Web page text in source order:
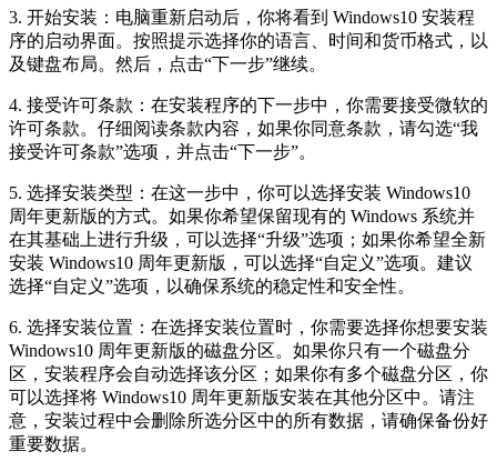
3. 开始安装：电脑重新启动后，你将看到 Windows10 安装程
序的启动界面。按照提示选择你的语言、时间和货币格式，以
及键盘布局。然后，点击“下一步”继续。
4. 接受许可条款：在安装程序的下一步中，你需要接受微软的
许可条款。仔细阅读条款内容，如果你同意条款，请勾选“我
接受许可条款”选项，并点击“下一步”。
5. 选择安装类型：在这一步中，你可以选择安装 Windows10
周年更新版的方式。如果你希望保留现有的 Windows 系统并
在其基础上进行升级，可以选择“升级”选项；如果你希望全新
安装 Windows10 周年更新版，可以选择“自定义”选项。建议
选择“自定义”选项，以确保系统的稳定性和安全性。
6. 选择安装位置：在选择安装位置时，你需要选择你想要安装
Windows10 周年更新版的磁盘分区。如果你只有一个磁盘分
区，安装程序会自动选择该分区；如果你有多个磁盘分区，你
可以选择将 Windows10 周年更新版安装在其他分区中。请注
意，安装过程中会删除所选分区中的所有数据，请确保备份好
重要数据。